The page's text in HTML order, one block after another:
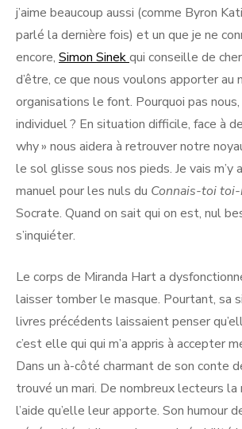
j’aime beaucoup aussi (comme Byron
parlé la dernière fois) et un que je ne
encore, Simon Sinekqui conseille de
d’être, ce que nous voulons apporter au
organisations le font. Pourquoi pas
individuel ? En situation difficile, face à
why » nous aidera à retrouver notre
le sol glisse sous nos pieds. Je vais m’y
manuel pour les nuls du Connais-toi
Socrate. Quand on sait qui on est, nul
s’inquiéter.
Le corps de Miranda Hart a
laisser tomber le masque. Pourtant, sa
livres précédents laissaient penser
c’est elle qui qui m’a appris à accepter
Dans un à-côté charmant de son conte
trouvé un mari. De nombreux lecteurs la
l’aide qu’elle leur apporte. Son humour